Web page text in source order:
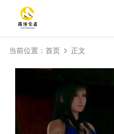
当前位置： 首页 正文